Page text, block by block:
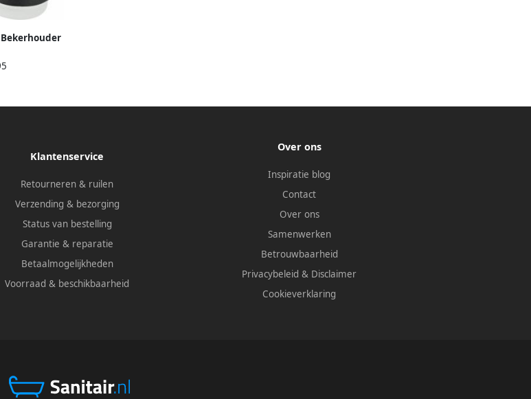
Klantenservice
Retourneren & ruilen
Verzending & bezorging
Status van bestelling
Garantie & reparatie
Betaalmogelijkheden
Voorraad & beschikbaarheid
Over ons
Inspiratie blog
Contact
Over ons
Samenwerken
Betrouwbaarheid
Privacybeleid & Disclaimer
Cookieverklaring